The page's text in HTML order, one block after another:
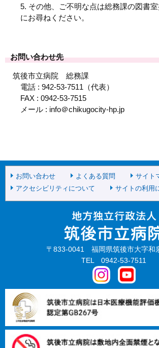
5. その他、ご不明な点は総務課の図書
にお尋ねください。
お問い合わせ先
筑後市立病院 総務課
電話 : 942-53-7511（代表）
FAX : 0942-53-7515
メール : info＠chikugocity-hp.jp
お問い合わせ よくある質問
サイト
アクセシビリティについて
サイトの利用
〒833-0041 福岡県筑後市大字和
TEL 0942-53-7511